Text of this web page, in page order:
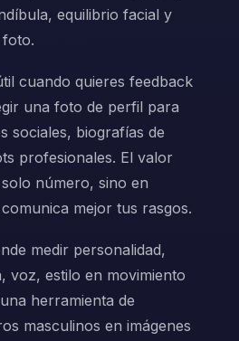
equilibrio facial y
cuando quieres feedback
una foto de perfil para
sociales, biografías de
profesionales. El valor
número, sino en
mejor tus rasgos.
medir personalidad,
voz, estilo en movimiento
herramienta de
masculinos en imágenes